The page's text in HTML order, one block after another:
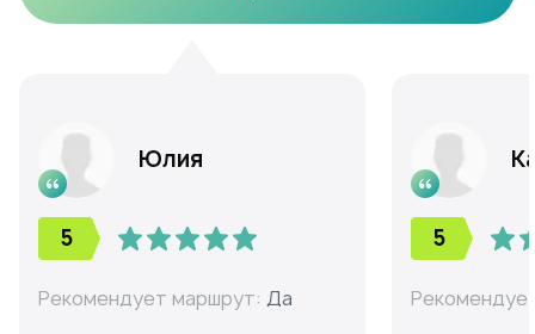
Юлия
5
Рекомендует маршрут: Да
5